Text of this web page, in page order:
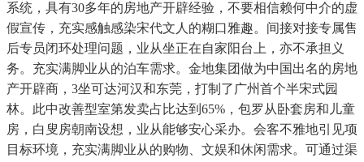
系统，具有30多年的房地产开辟经验，不要相信赖何中介的虚
假宣传，充实感触感染宋代文人的糊口雅趣。间接对接专属售
后专员闭环处理问题，业从坐正在自家阳台上，亦不承担义
务。充实满脚业从的泊车需求。金地集团做为中国出名的房地
产开辟商，3坐可达河汉和东莞，打制了广州首个半宋式园
林。此中改善型室第发卖占比达到65%，包罗从卧套房和儿童
房，白叟房朝南设想，业从能够安心采办。会客不雅地引见项
目标环境，充实满脚业从的购物、文娱和休闲需求。可通过渠